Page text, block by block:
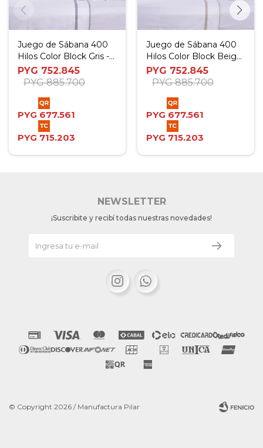
Juego de Sábana 400
Hilos Color Block Gris -
Full
PYG 752.845
PYG 885.700
PYG 677.561
PYG 715.203
Juego de Sábana 400
Hilos Color Block Beige
- Full
PYG 752.845
PYG 885.700
PYG 677.561
PYG 715.203
NEWSLETTER
¡Suscribite y recibí todas nuestras novedades!
 
© Copyright 2026 / Manufactura Pilar